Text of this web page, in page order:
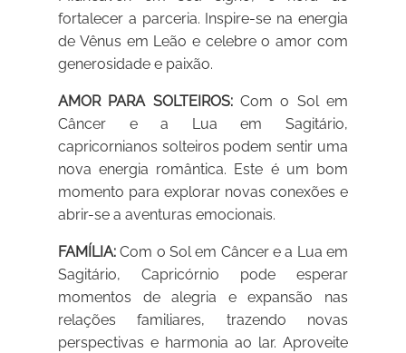
fortalecer a parceria. Inspire-se na energia
de Vênus em Leão e celebre o amor com
generosidade e paixão.
AMOR PARA SOLTEIROS:Com o Sol em
Câncer e a Lua em Sagitário,
capricornianos solteiros podem sentir uma
nova energia romântica. Este é um bom
momento para explorar novas conexões e
abrir-se a aventuras emocionais.
FAMÍLIA: Com o Sol em Câncer e a Lua em
Sagitário, Capricórnio pode esperar
momentos de alegria e expansão nas
relações familiares, trazendo novas
perspectivas e harmonia ao lar. Aproveite